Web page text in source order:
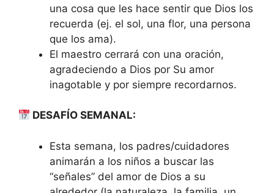
una cosa que les hace sentir que Dios los
recuerda (ej. el sol, una flor, una persona
que los ama).
El maestro cerrará con una oración,
agradeciendo a Dios por Su amor
inagotable y por siempre recordarnos.
DESAFÍO SEMANAL:
Esta semana, los padres/cuidadores
animarán a los niños a buscar las
“señales” del amor de Dios a su